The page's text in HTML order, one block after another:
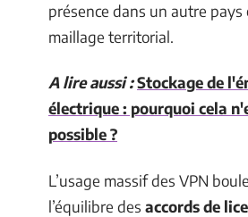
présence dans un autre pays
maillage territorial.
A lire aussi :Stockage de
électrique : pourquoi cela
possible ?
L’usage massif des VPN
l’équilibre des accords de